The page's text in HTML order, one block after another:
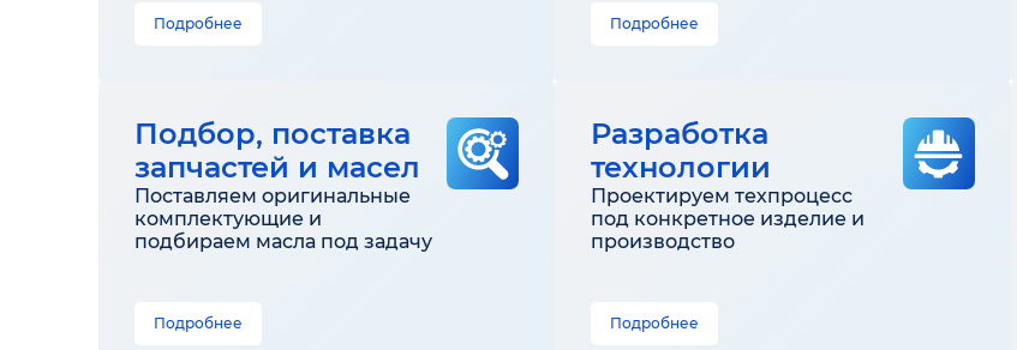
Подробнее Подробнее
Подбор, поставка
запчастей и масел
Поставляем оригинальные
комплектующие и
подбираем масла под задачу
Подробнее
Разработка
технологии
Проектируем техпроцесс
под конкретное изделие и
производство
Подробнее